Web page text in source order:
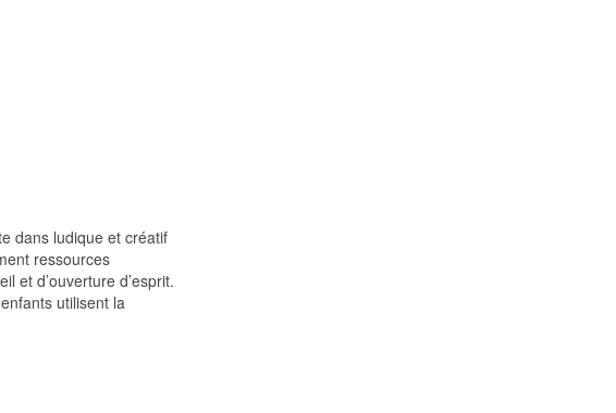
dans ludique et créatif
ressources
et d’ouverture d’esprit.
utilisent la